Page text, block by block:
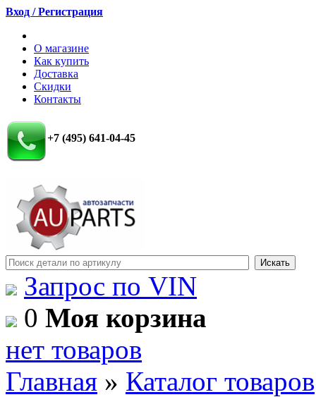
Вход / Регистрация
О магазине
Как купить
Доставка
Скидки
Контакты
+7 (495) 641-04-45
Запрос по VIN
0 Моя корзина
нет товаров
Главная » Каталог товаров